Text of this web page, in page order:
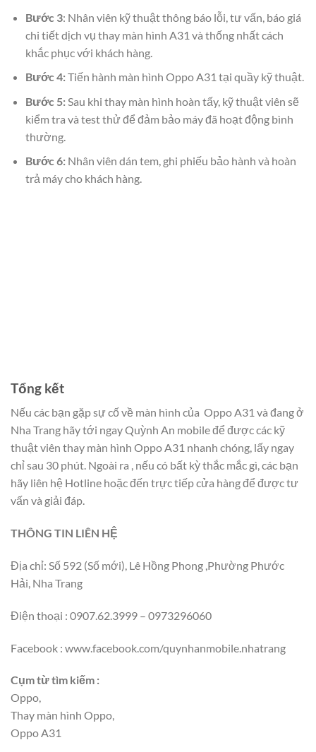
Bước 3: Nhân viên kỹ thuật thông báo lỗi, tư vấn, báo giá
chi tiết dịch vụ thay màn hình A31 và thống nhất cách
khắc phục với khách hàng.
Bước 4:Tiến hành màn hình Oppo A31 tại quầy kỹ thuật.
Bước 5: Sau khi thay màn hình hoàn tấy, kỹ thuật viên sẽ
kiểm tra và test thử để đảm bảo máy đã hoạt động bình
thường.
Bước 6:Nhân viên dán tem, ghi phiếu bảo hành và hoàn
trả máy cho khách hàng.
Tổng kết
Nếu các bạn gặp sự cố về màn hình của Oppo A31 và đang ở
Nha Trang hãy tới ngay Quỳnh An mobile để được các kỹ
thuật viên thay màn hình Oppo A31 nhanh chóng, lấy ngay
chỉ sau 30 phút. Ngoài ra , nếu có bất kỳ thắc mắc gì, các bạn
hãy liên hệ Hotline hoặc đến trực tiếp cửa hàng để được tư
vấn và giải đáp.
THÔNG TIN LIÊN HỆ
Địa chỉ: Số 592 (Số mới), Lê Hồng Phong ,Phường Phước
Hải, Nha Trang
Điện thoại : 0907.62.3999 – 0973296060
Facebook : www.facebook.com/quynhanmobile.nhatrang
Cụm từ tìm kiếm :
Oppo,
Thay màn hình Oppo,
Oppo A31